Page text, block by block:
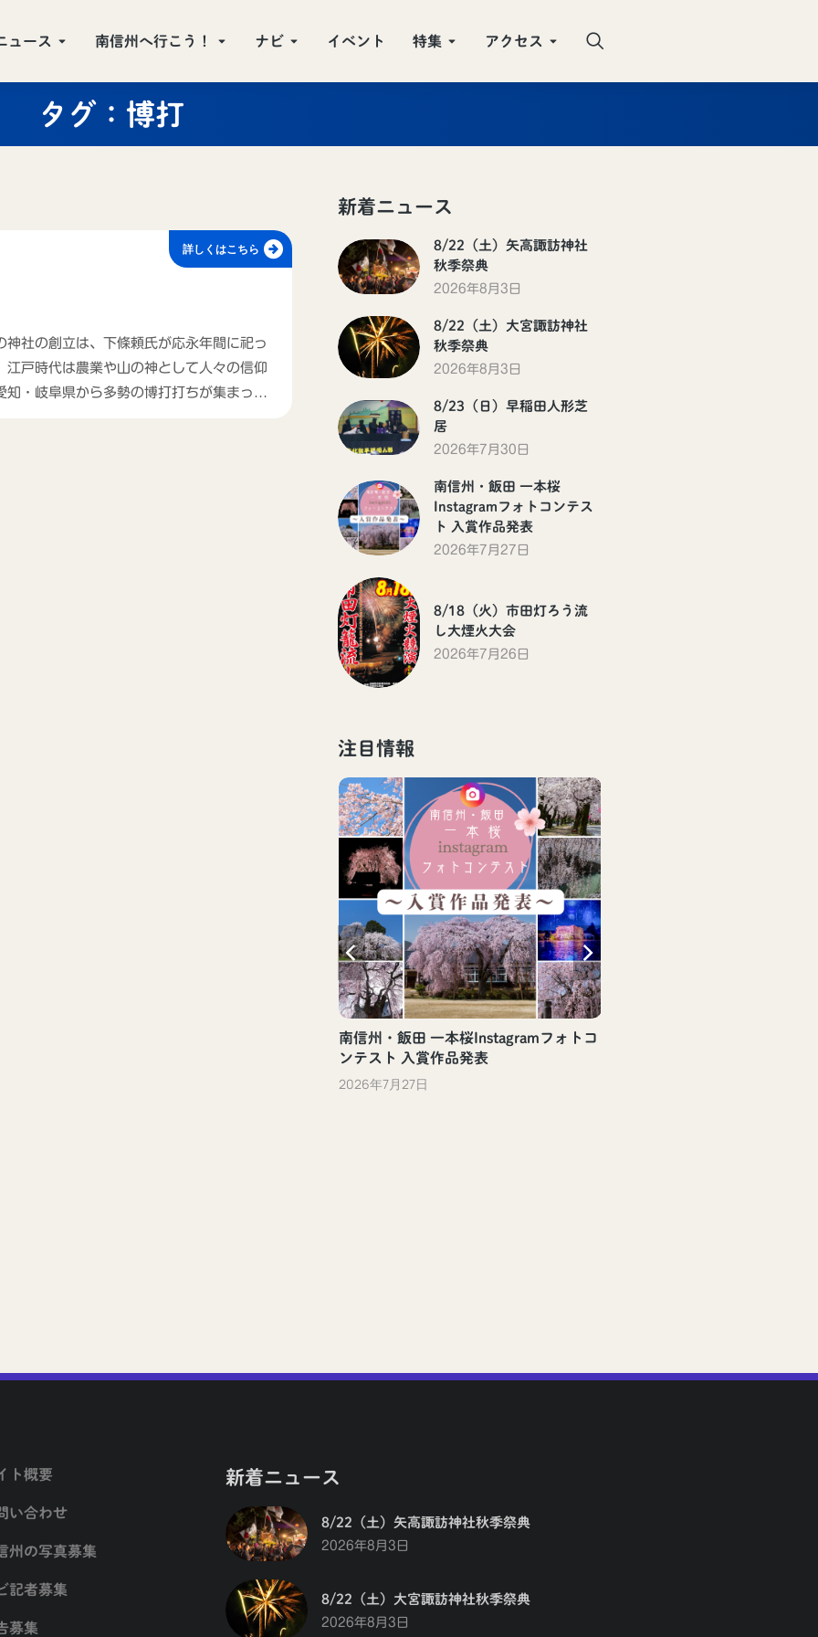
ュース 南信州へ行こう！ ナビ イベント 特集 アクセス
タグ：博打
詳しくはこちら
神社の創立は、下條頼氏が応永年間に祀っ
江戸時代は農業や山の神として人々の信仰
知・岐阜県から多勢の博打打ちが集まった
新着ニュース
8/22（土）矢高諏訪神社
秋季祭典
2026年8月3日
8/22（土）大宮諏訪神社
秋季祭典
2026年8月3日
8/23（日）早稲田人形芝
居
2026年7月30日
南信州・飯田 一本桜
Instagramフォトコンテス
ト 入賞作品発表
2026年7月27日
8/18（火）市田灯ろう流
し大煙火大会
2026年7月26日
注目情報
南信州・飯田 一本桜Instagramフォトコ
ンテスト 入賞作品発表
2026年7月27日
ト概要
い合わせ
州の写真募集
記者募集
募集
新着ニュース
8/22（土）矢高諏訪神社秋季祭典
2026年8月3日
8/22（土）大宮諏訪神社秋季祭典
2026年8月3日